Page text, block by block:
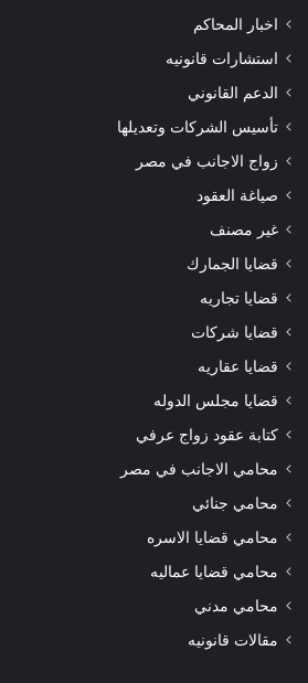
اخبار المحاكم
استشارات قانونيه
الدعم القانوني
تأسيس الشركات وتعديلها
زواج الاجانب في مصر
صياغة العقود
غير مصنف
قضايا الجمارك
قضايا تجاريه
قضايا شركات
قضايا عقاريه
قضايا مجلس الدوله
كتابة عقود زواج عرفي
محامي الاجانب في مصر
محامي جنائي
محامي قضايا الاسره
محامي قضايا عماليه
محامي مدني
مقالات قانونيه